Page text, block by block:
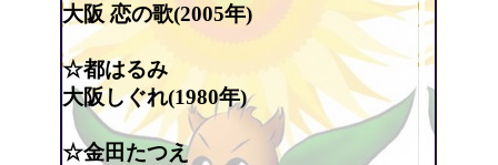
大阪 恋の歌(2005年)
☆都はるみ
大阪しぐれ(1980年)
☆金田たつえ